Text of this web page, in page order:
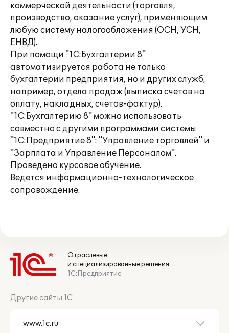
коммерческой деятельности (торговля,
производство, оказание услуг), применяющим
любую систему налогообложения (ОСН, УСН,
ЕНВД).
При помощи "1С:Бухгалтерии 8"
автоматизируется работа не только
бухгалтерии предприятия, но и других служб,
например, отдела продаж (выписка счетов на
оплату, накладных, счетов-фактур).
"1С:Бухгалтерию 8" можно использовать
совместно с другими программами системы
"1С:Предприятие 8": "Управление торговлей" и
"Зарплата и Управление Персоналом".
Проведено курсовое обучение.
Ведется информационно-технологическое
сопровождение.
Отраслевые
и специализированные решения
1С:Предприятие
Другие сайты 1С